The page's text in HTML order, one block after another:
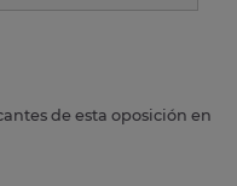
de esta oposición en